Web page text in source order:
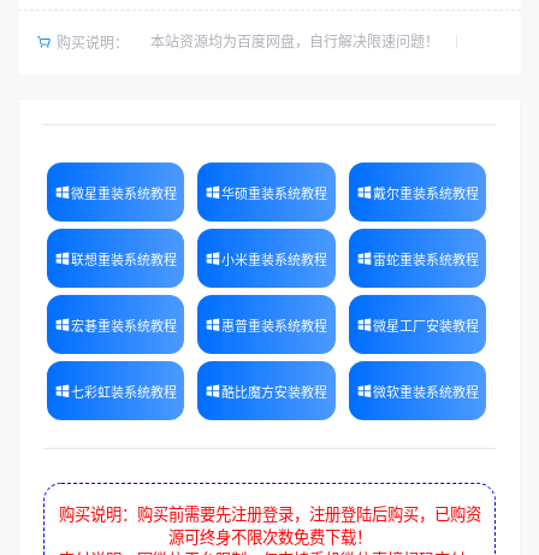
购买说明： 本站资源均为百度网盘，自行解决限速问题！
微星重装系统教程 华硕重装系统教程 戴尔重装系统教程
联想重装系统教程 小米重装系统教程 雷蛇重装系统教程
宏碁重装系统教程 惠普重装系统教程 微星工厂安装教程
七彩虹装系统教程 酷比魔方安装教程 微软重装系统教程
购买说明：购买前需要先注册登录，注册登陆后购买，已购资
源可终身不限次数免费下载！